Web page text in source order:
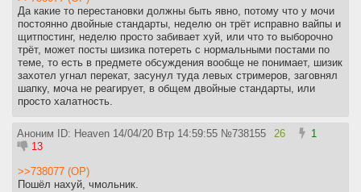
Да какие то перестановки должны быть явно, потому что у мочи
постоянно двойные стандарты, неделю он трёт исправно вайпы и
щитпостинг, неделю просто забивает хуй, или что то выборочно
трёт, может посты шизика потереть с нормальными постами по
теме, то есть в предмете обсуждения вообще не понимает, шизик
захотел угнал перекат, засунул туда левых стримеров, заговнял
шапку, моча не реагирует, в общем двойные стандарты, или
просто халатность.
Аноним ID: Heaven 14/04/20 Втр 14:59:55 №738155 26
1
13
>>738077 (OP)
Пошёл нахуй, чмольник.